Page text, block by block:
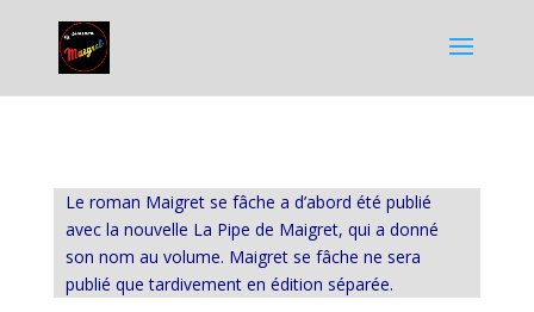
Le roman Maigret se fâche a d’abord été publié
avec la nouvelle La Pipe de Maigret, qui a donné
son nom au volume. Maigret se fâche ne sera
publié que tardivement en édition séparée.